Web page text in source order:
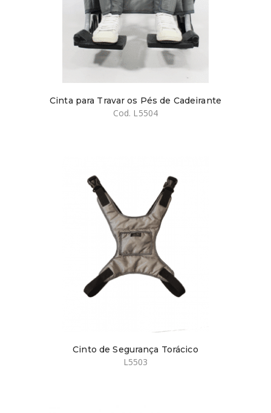
Cinta para Travar os Pés de Cadeirante
Cod. L5504
Cinto de Segurança Torácico
L5503